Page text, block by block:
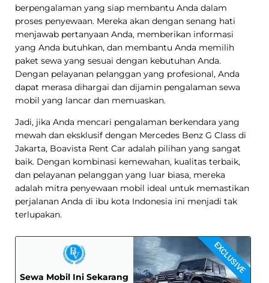
berpengalaman yang siap membantu Anda dalam
proses penyewaan. Mereka akan dengan senang hati
menjawab pertanyaan Anda, memberikan informasi
yang Anda butuhkan, dan membantu Anda memilih
paket sewa yang sesuai dengan kebutuhan Anda.
Dengan pelayanan pelanggan yang profesional, Anda
dapat merasa dihargai dan dijamin pengalaman sewa
mobil yang lancar dan memuaskan.
Jadi, jika Anda mencari pengalaman berkendara yang
mewah dan eksklusif dengan Mercedes Benz G Class di
Jakarta, Boavista Rent Car adalah pilihan yang sangat
baik. Dengan kombinasi kemewahan, kualitas terbaik,
dan pelayanan pelanggan yang luar biasa, mereka
adalah mitra penyewaan mobil ideal untuk memastikan
perjalanan Anda di ibu kota Indonesia ini menjadi tak
terlupakan.
Sewa Mobil Ini Sekarang
EXCLUSIVE